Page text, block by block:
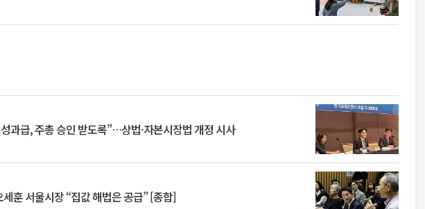
과급, 주총 승인 받도록”…상법·자본시장법 개정 시사
훈 서울시장 “집값 해법은 공급” [종합]